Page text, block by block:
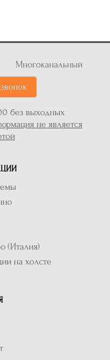
Многоканальный
без выходных
не является
(Италия)
на холсте